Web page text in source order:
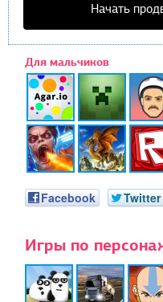
Начать
Для мальчиков
Facebook Twitter
Игры по